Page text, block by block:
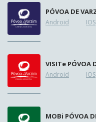
PÓVOA DE
Android IOS
VISITe PÓVOA
Android IOS
MOBi PÓVOA